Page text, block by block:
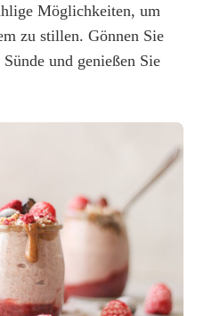
Möglichkeiten, um
zu stillen. Gönnen Sie
und genießen Sie